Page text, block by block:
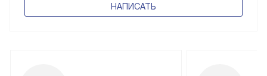
НАПИСАТЬ